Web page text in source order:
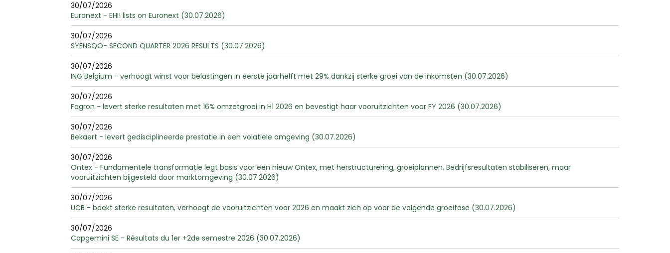
30/07/2026
Euronext - EHI! lists on Euronext (30.07.2026)
30/07/2026
SYENSQO- SECOND QUARTER 2026 RESULTS (30.07.2026)
30/07/2026
ING Belgium - verhoogt winst voor belastingen in eerste jaarhelft met 29% dankzij sterke groei van de inkomsten (30.07.2026)
30/07/2026
Fagron - levert sterke resultaten met 16% omzetgroei in H1 2026 en bevestigt haar vooruitzichten voor FY 2026 (30.07.2026)
30/07/2026
Bekaert - levert gedisciplineerde prestatie in een volatiele omgeving (30.07.2026)
30/07/2026
Ontex - Fundamentele transformatie legt basis voor een nieuw Ontex, met herstructurering, groeiplannen. Bedrijfsresultaten stabiliseren, maar
vooruitzichten bijgesteld door marktomgeving (30.07.2026)
30/07/2026
UCB - boekt sterke resultaten, verhoogt de vooruitzichten voor 2026 en maakt zich op voor de volgende groeifase (30.07.2026)
30/07/2026
Capgemini SE - Résultats du 1er +2de semestre 2026 (30.07.2026)